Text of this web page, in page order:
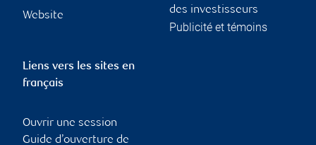
Website
des investisseurs
Publicité et témoins
Liens vers les sites en
français
Ouvrir une session
Guide d’ouverture de